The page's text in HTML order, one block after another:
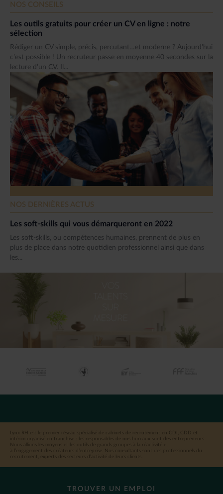
NOS CONSEILS
Les outils gratuits pour créer un CV en ligne : notre
sélection
Rédiger un CV simple, précis, percutant…et moderne ? Aujourd’hui
c’est possible ! Un recruteur passe en moyenne 40 secondes sur la
lecture d’un CV. Il...
NOS DERNIÈRES ACTUS
Les soft-skills qui vous démarqueront en 2022
Les soft-skills, ou compétences humaines, prennent de plus en
plus de place dans notre quotidien professionnel ainsi que dans
les...
Lynx RH est le premier réseau spécialisé de cabinets de recrutement en CDI, CDD et
intérim organisé en franchise : les responsables de nos bureaux sont des entrepreneurs.
Nous allions les moyens et les outils de grands groupes à la réactivité et
à l’engagement des créateurs d’entreprise. Nos consultants sont des professionnels du
recrutement, experts des secteurs d’activité de leurs clients.
TROUVER UN EMPLOI